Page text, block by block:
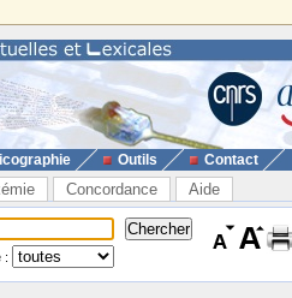
Outils Contact
Concordance Aide
: